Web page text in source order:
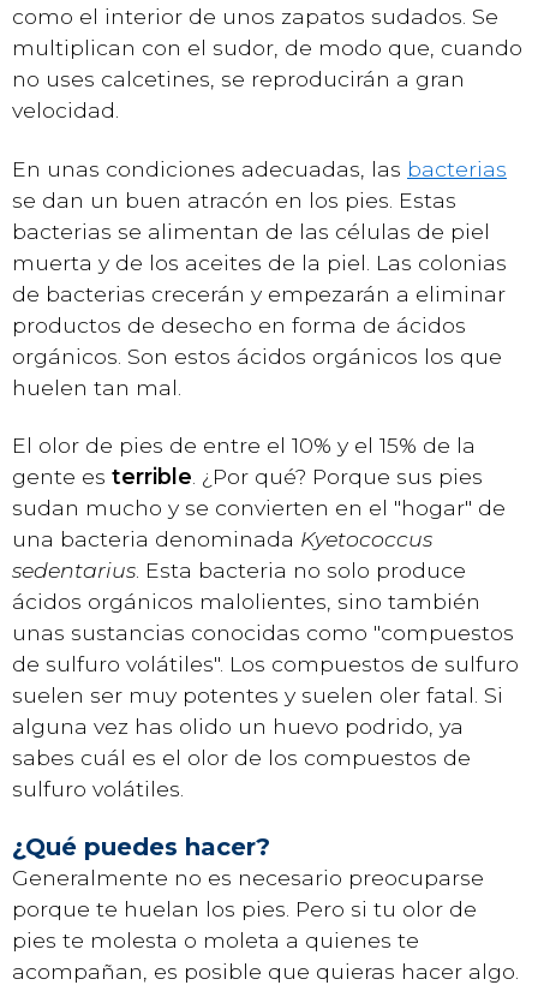
como el interior de unos zapatos sudados. Se
multiplican con el sudor, de modo que, cuando
no uses calcetines, se reproducirán a gran
velocidad.
En unas condiciones adecuadas, las bacterias
se dan un buen atracón en los pies. Estas
bacterias se alimentan de las células de piel
muerta y de los aceites de la piel. Las colonias
de bacterias crecerán y empezarán a eliminar
productos de desecho en forma de ácidos
orgánicos. Son estos ácidos orgánicos los que
huelen tan mal.
El olor de pies de entre el 10% y el 15% de la
gente es terrible . ¿Por qué? Porque sus pies
sudan mucho y se convierten en el "hogar" de
una bacteria denominada Kyetococcus
sedentarius . Esta bacteria no solo produce
ácidos orgánicos malolientes, sino también
unas sustancias conocidas como "compuestos
de sulfuro volátiles". Los compuestos de sulfuro
suelen ser muy potentes y suelen oler fatal. Si
alguna vez has olido un huevo podrido, ya
sabes cuál es el olor de los compuestos de
sulfuro volátiles.
¿Qué puedes hacer?
Generalmente no es necesario preocuparse
porque te huelan los pies. Pero si tu olor de
pies te molesta o moleta a quienes te
acompañan, es posible que quieras hacer algo.